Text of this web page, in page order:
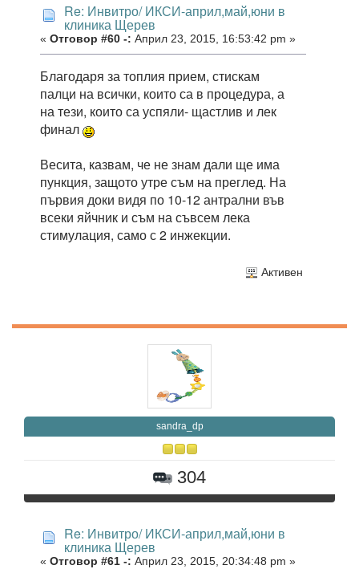
Re: Инвитро/ ИКСИ-април,май,юни в
клиника Щерев
« Отговор #60 -: Април 23, 2015, 16:53:42 pm »
Благодаря за топлия прием, стискам
палци на всички, които са в процедура, а
на тези, които са успяли- щастлив и лек
финал
Весита, казвам, че не знам дали ще има
пункция, защото утре съм на преглед. На
първия доки видя по 10-12 антрални във
всеки яйчник и съм на съвсем лека
стимулация, само с 2 инжекции.
Активен
sandra_dp
304
Re: Инвитро/ ИКСИ-април,май,юни в
клиника Щерев
« Отговор #61 -: Април 23, 2015, 20:34:48 pm »